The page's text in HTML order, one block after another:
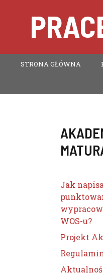
STRONA GŁÓWNA
Jak
WOS-u?
Projekt